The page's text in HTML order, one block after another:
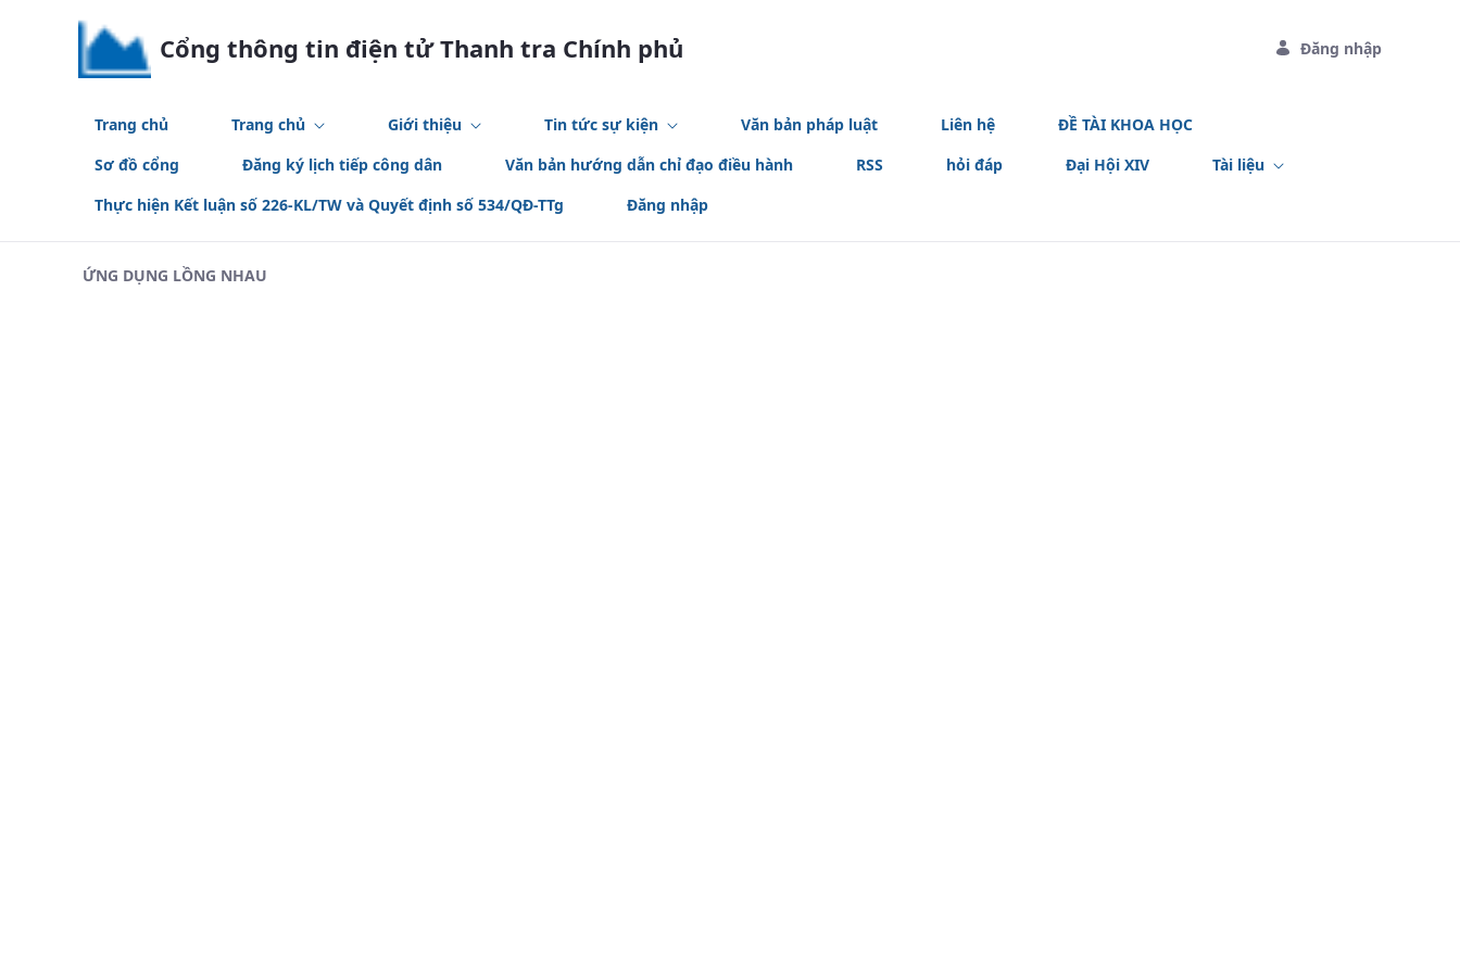
Skip to Main Content
Cổng thông tin điện tử Thanh tra Chính phủ Đăng nhập
Trang chủ Trang chủ Giới thiệu Tin tức sự kiện Văn bản pháp luật Liên hệ
ĐỀ TÀI KHOA HỌC
Sơ đồ cổng
Đăng ký lịch tiếp công dân Văn bản hướng dẫn chỉ đạo điều hành RSS hỏi đáp Đại Hội XIV
Tài liệu
Thực hiện Kết luận số 226-KL/TW và Quyết định số 534/QĐ-TTg
Đăng nhập
ỨNG DỤNG LỒNG NHAU